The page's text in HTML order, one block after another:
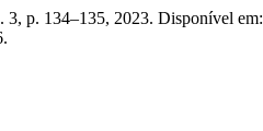
3, p. 134–135, 2023. Disponível em: